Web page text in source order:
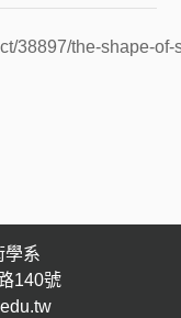
38897/the-shape-of-
學系
140號